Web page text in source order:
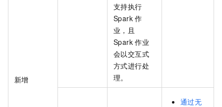
新增
支持执行
Spark 作
业，且
Spark 作业
会以交互式
方式进行处
理。
通过无